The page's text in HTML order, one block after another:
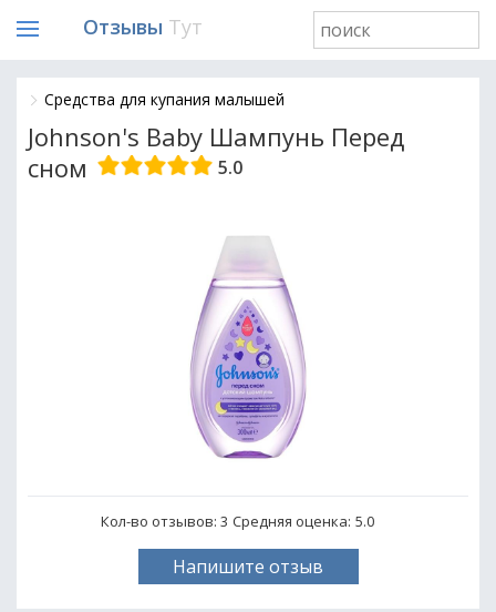
Отзывы Тут
Средства для купания малышей
Johnson's Baby Шампунь Перед
сном
5.0
Кол-во отзывов: 3 Средняя оценка: 5.0
Напишите отзыв